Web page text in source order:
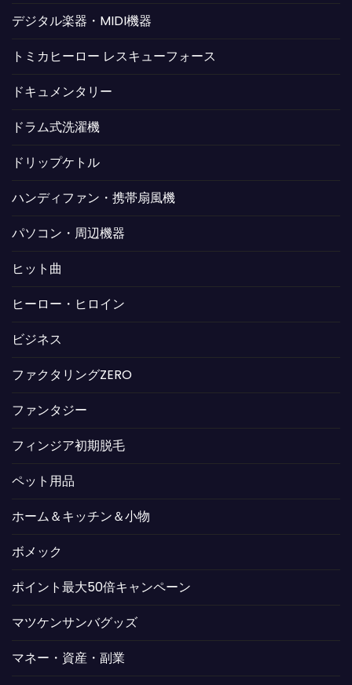
デジタル楽器・MIDI機器
トミカヒーロー レスキューフォース
ドキュメンタリー
ドラム式洗濯機
ドリップケトル
ハンディファン・携帯扇風機
パソコン・周辺機器
ヒット曲
ヒーロー・ヒロイン
ビジネス
ファクタリングZERO
ファンタジー
フィンジア初期脱毛
ペット用品
ホーム＆キッチン＆小物
ボメック
ポイント最大50倍キャンペーン
マツケンサンバグッズ
マネー・資産・副業